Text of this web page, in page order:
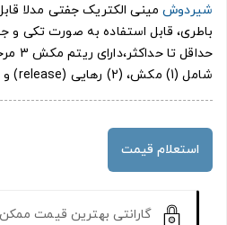
شیردوشمینی الکتریک جفتی مدلا
شامل (1) مکش، (2) رهایی (release) و (3) استراحت (relax).
استعلام قیمت
گارانتی بهترین قیمت